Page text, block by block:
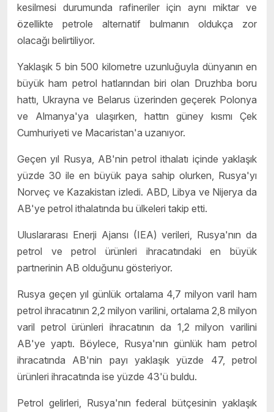
kesilmesi durumunda rafineriler için aynı miktar ve
özellikte petrole alternatif bulmanın oldukça zor
olacağı belirtiliyor.
Yaklaşık 5 bin 500 kilometre uzunluğuyla dünyanın en
büyük ham petrol hatlarından biri olan Druzhba boru
hattı, Ukrayna ve Belarus üzerinden geçerek Polonya
ve Almanya'ya ulaşırken, hattın güney kısmı Çek
Cumhuriyeti ve Macaristan'a uzanıyor.
Geçen yıl Rusya, AB'nin petrol ithalatı içinde yaklaşık
yüzde 30 ile en büyük paya sahip olurken, Rusya'yı
Norveç ve Kazakistan izledi. ABD, Libya ve Nijerya da
AB'ye petrol ithalatında bu ülkeleri takip etti.
Uluslararası Enerji Ajansı (IEA) verileri, Rusya'nın da
petrol ve petrol ürünleri ihracatındaki en büyük
partnerinin AB olduğunu gösteriyor.
Rusya geçen yıl günlük ortalama 4,7 milyon varil ham
petrol ihracatının 2,2 milyon varilini, ortalama 2,8 milyon
varil petrol ürünleri ihracatının da 1,2 milyon varilini
AB'ye yaptı. Böylece, Rusya'nın günlük ham petrol
ihracatında AB'nin payı yaklaşık yüzde 47, petrol
ürünleri ihracatında ise yüzde 43'ü buldu.
Petrol gelirleri, Rusya'nın federal bütçesinin yaklaşık